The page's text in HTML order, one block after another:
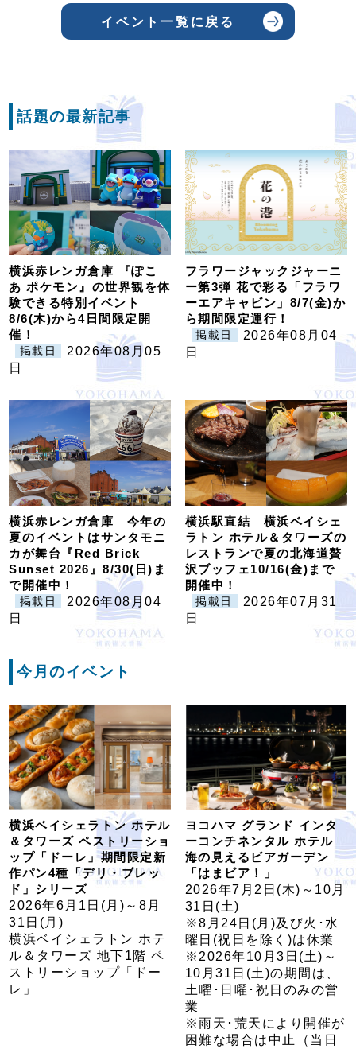
イベント一覧に戻る
話題の最新記事
横浜赤レンガ倉庫 『ぽこ
あ ポケモン』の世界観を体
験できる特別イベント
8/6(木)から4日間限定開
催！
掲載日
2026年08月05
日
フラワージャックジャーニ
ー第3弾 花で彩る「フラワ
ーエアキャビン」8/7(金)か
ら期間限定運行！
掲載日
2026年08月04
日
横浜赤レンガ倉庫 今年の
夏のイベントはサンタモニ
カが舞台『Red Brick
Sunset 2026』8/30(日)ま
で開催中！
掲載日
2026年08月04
日
横浜駅直結 横浜ベイシェ
ラトン ホテル＆タワーズの
レストランで夏の北海道贅
沢ブッフェ10/16(金)まで
開催中！
掲載日
2026年07月31
日
今月のイベント
横浜ベイシェラトン ホテル
＆タワーズ ペストリーショ
ップ「ドーレ」期間限定新
作パン4種「デリ・ブレッ
ド」シリーズ
2026年6月1日(月)～8月
31日(月)
横浜ベイシェラトン ホテ
ル＆タワーズ 地下1階 ペ
ストリーショップ「ドー
レ」
ヨコハマ グランド インタ
ーコンチネンタル ホテル
海の見えるビアガーデン
「はまビア！」
2026年7月2日(木)～10月
31日(土)
※8月24日(月)及び火･水
曜日(祝日を除く)は休業
※2026年10月3日(土)～
10月31日(土)の期間は、
土曜･日曜･祝日のみの営
業
※雨天･荒天により開催が
困難な場合は中止（当日